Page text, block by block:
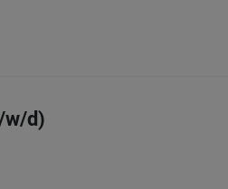
w/d)